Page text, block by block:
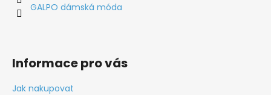
GALPO dámská móda
Informace pro vás
Jak nakupovat